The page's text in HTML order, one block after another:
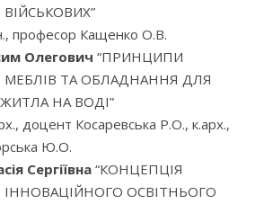
професор Кащенко О.В.
Олегович “ПРИНЦИПИ
ТА ОБЛАДНАННЯ ДЛЯ
НА ВОДІ”
доцент Косаревська Р.О., к.арх.,
Ю.О.
Сергіївна “КОНЦЕПЦІЯ
ОСВІТНЬОГО